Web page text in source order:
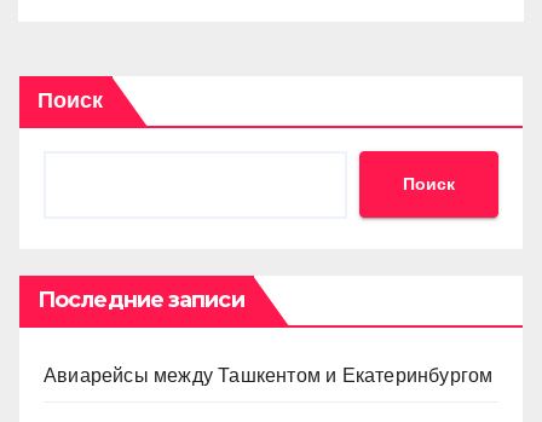
Поиск
Поиск
Последние записи
Авиарейсы между Ташкентом и Екатеринбургом